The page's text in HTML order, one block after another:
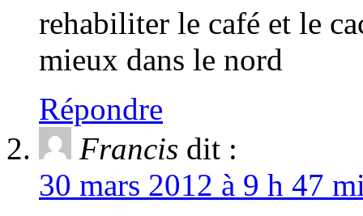
rehabiliter le café et le
mieux dans le nord
Répondre
Francis dit :
30 mars 2012 à 9 h 47